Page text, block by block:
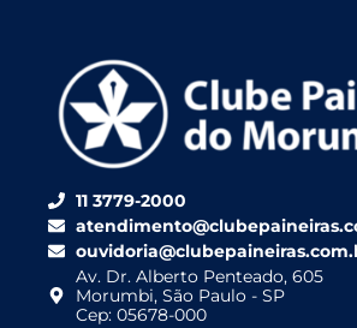
11 3779-2000
Av. Dr. Alberto Penteado, 605
Morumbi, São Paulo - SP
Cep: 05678-000